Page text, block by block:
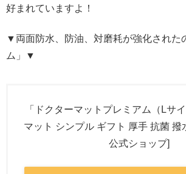
好まれていますよ！
▼両面防水、防油、対磨耗が強化された
ム」▼
「ドクターマットプレミアム（Lサ
マット シンプル ギフト 厚手 抗菌 撥
公式ショップ]